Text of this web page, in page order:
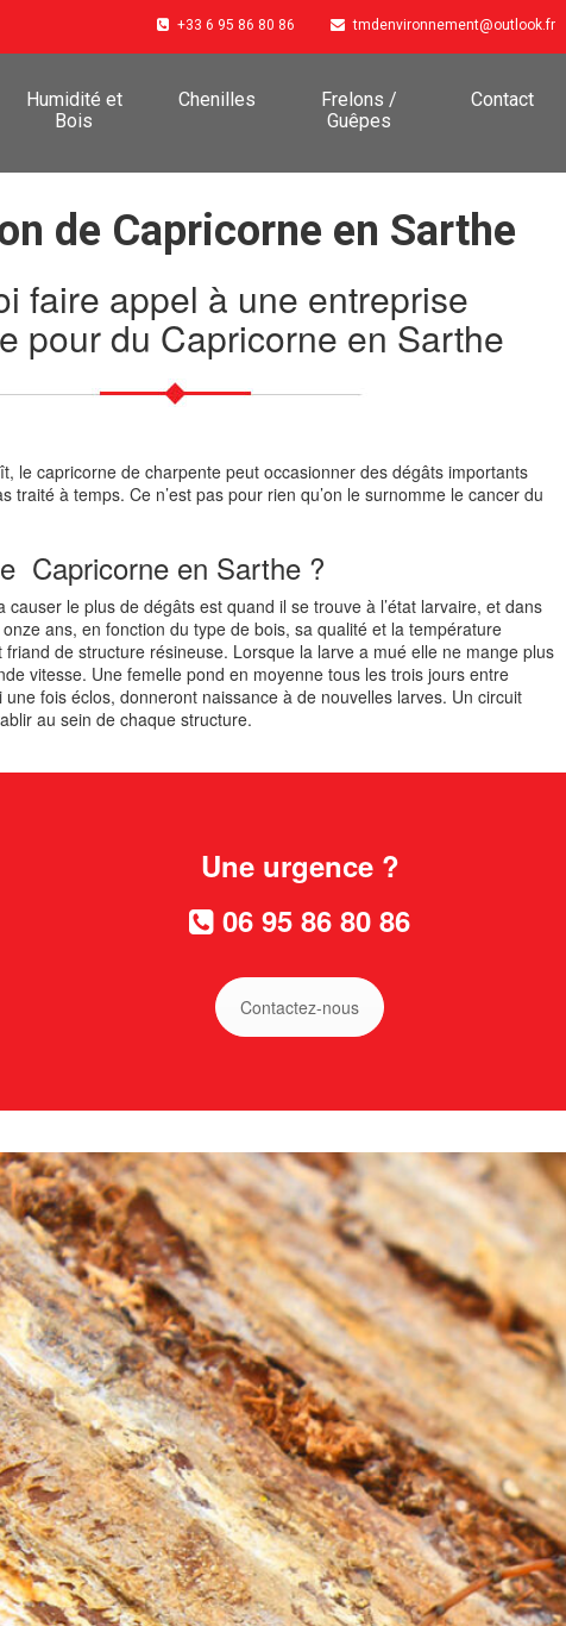
+33 6 95 86 80 86 tmdenvironnement@outlook.fr
Humidité et
Bois
Chenilles
Frelons /
Guêpes
Contact
de Capricorne en Sarthe
faire appel à une entreprise
pour du Capricorne en Sarthe
le capricorne de charpente peut occasionner des dégâts importants
traité à temps. Ce n’est pas pour rien qu’on le surnomme le cancer du
Capricorne en Sarthe ?
causer le plus de dégâts est quand il se trouve à l’état larvaire, et dans
ans, en fonction du type de bois, sa qualité et la température
de structure résineuse. Lorsque la larve a mué elle ne mange plus
vitesse. Une femelle pond en moyenne tous les trois jours entre
fois éclos, donneront naissance à de nouvelles larves. Un circuit
au sein de chaque structure.
Une urgence ?
06 95 86 80 86
Contactez-nous